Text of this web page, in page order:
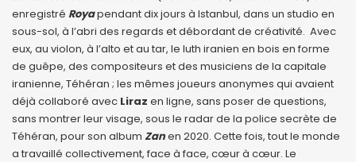
enregistré Royapendant dix jours à Istanbul, dans un studio en
sous-sol, à l’abri des regards et débordant de créativité. Avec
eux, au violon, à l’alto et au tar, le luth iranien en bois en forme
de guêpe, des compositeurs et des musiciens de la capitale
iranienne, Téhéran ; les mêmes joueurs anonymes qui avaient
déjà collaboré avec Liraz en ligne, sans poser de questions,
sans montrer leur visage, sous le radar de la police secrète de
Téhéran, pour son album Zanen 2020. Cette fois, tout le monde
a travaillé collectivement, face à face, cœur à cœur. Le